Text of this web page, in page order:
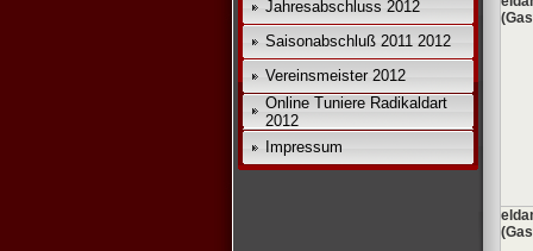
Jahresabschluss 2012
Saisonabschluß 2011 2012
Vereinsmeister 2012
Online Tuniere Radikaldart
2012
Impressum